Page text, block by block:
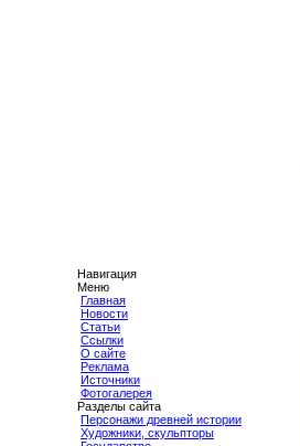
Навигация
Меню
Главная
Новости
Статьи
Ссылки
О сайте
Реклама
Источники
Фотогалерея
Разделы сайта
Персонажи древней истории
Художники, скульпторы